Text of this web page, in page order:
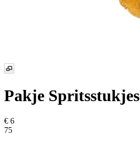
Pakje Spritsstukjes
€ 6
75